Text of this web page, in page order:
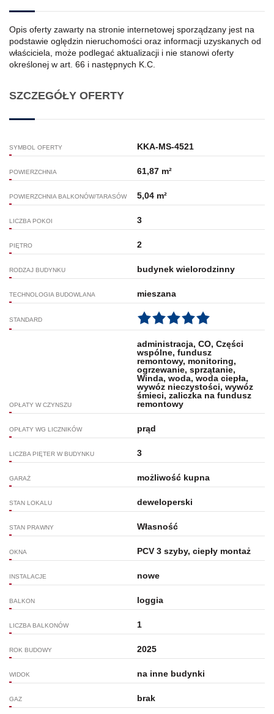
Opis oferty zawarty na stronie internetowej sporządzany jest na
podstawie oględzin nieruchomości oraz informacji uzyskanych od
właściciela, może podlegać aktualizacji i nie stanowi oferty
określonej w art. 66 i następnych K.C.
SZCZEGÓŁY OFERTY
SYMBOL OFERTY KKA-MS-4521
POWIERZCHNIA 61,87 m²
POWIERZCHNIA BALKONÓW/TARASÓW 5,04 m²
LICZBA POKOI 3
PIĘTRO 2
RODZAJ BUDYNKU budynek wielorodzinny
TECHNOLOGIA BUDOWLANA mieszana
STANDARD
OPŁATY W CZYNSZU
administracja, CO, Części
wspólne, fundusz
remontowy, monitoring,
ogrzewanie, sprzątanie,
Winda, woda, woda ciepła,
wywóz nieczystości, wywóz
śmieci, zaliczka na fundusz
remontowy
OPŁATY WG LICZNIKÓW prąd
LICZBA PIĘTER W BUDYNKU 3
GARAŻ możliwość kupna
STAN LOKALU deweloperski
STAN PRAWNY Własność
OKNA PCV 3 szyby, ciepły montaż
INSTALACJE nowe
BALKON loggia
LICZBA BALKONÓW 1
ROK BUDOWY 2025
WIDOK na inne budynki
GAZ brak